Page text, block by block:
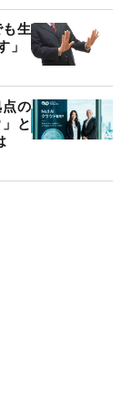
生
」
の
と